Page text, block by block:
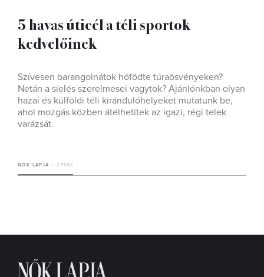
5 havas úticél a téli sportok
kedvelőinek
Szívesen barangolnátok hófödte túraösvényeken?
Netán a síelés szerelmesei vagytok? Ajánlónkban olyan
hazai és külföldi téli kirándulóhelyeket mutatunk be,
ahol mozgás közben átélhetitek az igazi, régi telek
varázsát.
NŐK LAPJA 2 PERC